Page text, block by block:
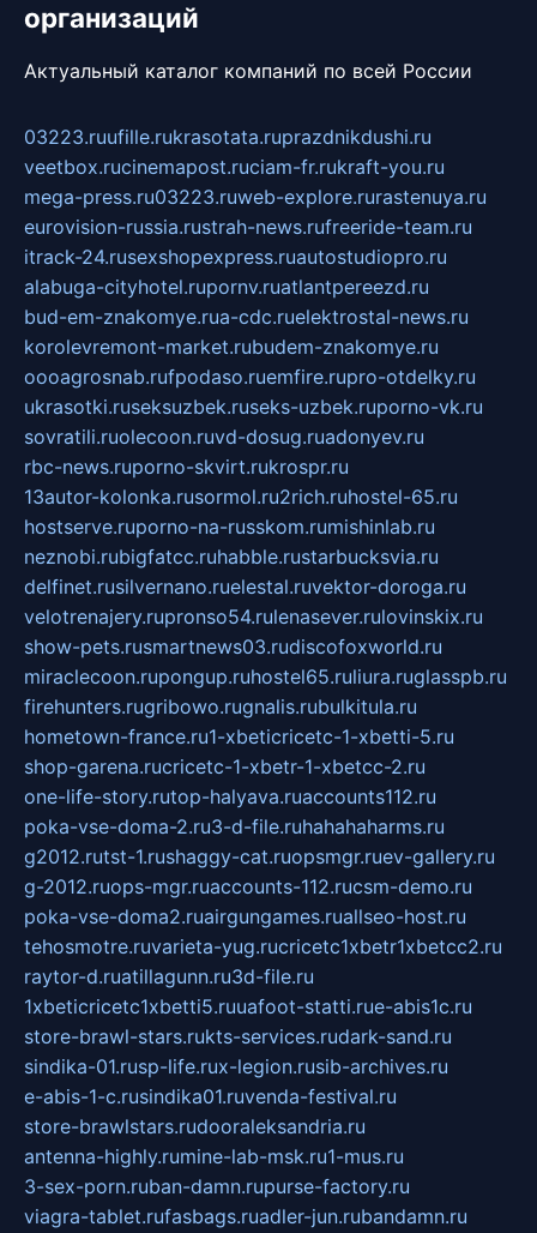
организаций
Актуальный каталог компаний по всей России
03223.ruufille.rukrasotata.ruprazdnikdushi.ru
veetbox.rucinemapost.ruciam-fr.rukraft-you.ru
mega-press.ru03223.ruweb-explore.rurastenuya.ru
eurovision-russia.rustrah-news.rufreeride-team.ru
itrack-24.rusexshopexpress.ruautostudiopro.ru
alabuga-cityhotel.rupornv.ruatlantpereezd.ru
bud-em-znakomye.rua-cdc.ruelektrostal-news.ru
korolevremont-market.rubudem-znakomye.ru
oooagrosnab.rufpodaso.ruemfire.rupro-otdelky.ru
ukrasotki.ruseksuzbek.ruseks-uzbek.ruporno-vk.ru
sovratili.ruolecoon.ruvd-dosug.ruadonyev.ru
rbc-news.ruporno-skvirt.rukrospr.ru
13autor-kolonka.rusormol.ru2rich.ruhostel-65.ru
hostserve.ruporno-na-russkom.rumishinlab.ru
neznobi.rubigfatcc.ruhabble.rustarbucksvia.ru
delfinet.rusilvernano.ruelestal.ruvektor-doroga.ru
velotrenajery.rupronso54.rulenasever.rulovinskix.ru
show-pets.rusmartnews03.rudiscofoxworld.ru
miraclecoon.rupongup.ruhostel65.ruliura.ruglasspb.ru
firehunters.rugribowo.rugnalis.rubulkitula.ru
hometown-france.ru1-xbeticricetc-1-xbetti-5.ru
shop-garena.rucricetc-1-xbetr-1-xbetcc-2.ru
one-life-story.rutop-halyava.ruaccounts112.ru
poka-vse-doma-2.ru3-d-file.ruhahahaharms.ru
g2012.rutst-1.rushaggy-cat.ruopsmgr.ruev-gallery.ru
g-2012.ruops-mgr.ruaccounts-112.rucsm-demo.ru
poka-vse-doma2.ruairgungames.ruallseo-host.ru
tehosmotre.ruvarieta-yug.rucricetc1xbetr1xbetcc2.ru
raytor-d.ruatillagunn.ru3d-file.ru
1xbeticricetc1xbetti5.ruuafoot-statti.rue-abis1c.ru
store-brawl-stars.rukts-services.rudark-sand.ru
sindika-01.rusp-life.rux-legion.rusib-archives.ru
e-abis-1-c.rusindika01.ruvenda-festival.ru
store-brawlstars.rudooraleksandria.ru
antenna-highly.rumine-lab-msk.ru1-mus.ru
3-sex-porn.ruban-damn.rupurse-factory.ru
viagra-tablet.rufasbags.ruadler-jun.rubandamn.ru